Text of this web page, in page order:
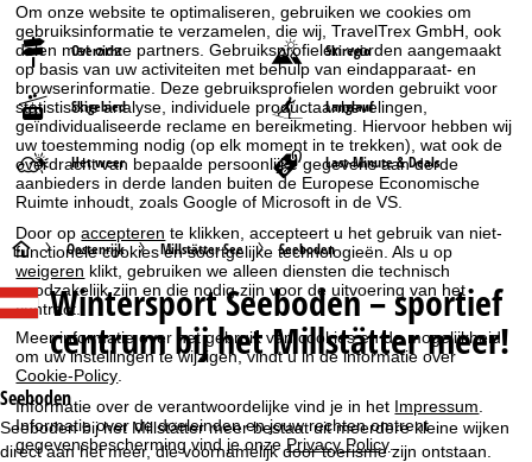
Om onze website te optimaliseren, gebruiken we cookies om
gebruiksinformatie te verzamelen, die wij, TravelTrex GmbH, ook
delen met onze partners. Gebruiksprofielen worden aangemaakt
op basis van uw activiteiten met behulp van eindapparaat- en
browserinformatie. Deze gebruiksprofielen worden gebruikt voor
statistische analyse, individuele productaanbevelingen,
geïndividualiseerde reclame en bereikmeting. Hiervoor hebben wij
uw toestemming nodig (op elk moment in te trekken), wat ook de
overdracht van bepaalde persoonlijke gegevens aan derde
aanbieders in derde landen buiten de Europese Economische
Ruimte inhoudt, zoals Google of Microsoft in de VS.
Door opaccepteren te klikken, accepteert u het gebruik van niet-
functionele cookies en soortgelijke technologieën. Als u op
weigeren klikt, gebruiken we alleen diensten die technisch
noodzakelijk zijn en die nodig zijn voor de uitvoering van het
contract.
Meer informatie over het gebruik van cookies en de mogelijkheid
om uw instellingen te wijzigen, vindt u in de informatie over
Cookie-Policy
Informatie over de verantwoordelijke vind je in het Impressum
Informatie over de doeleinden en jouw rechten omtrent
gegevensbescherming vind je onze Privacy Policy
Overzicht Skiregio
Skigebied Langlauf
Het weer Last-Minute & Deals
S
t
a
r
t
Oostenrijk Millstätter See Seeboden
WintersportSeeboden – sportief
centrum bij het Millstätter meer!
Seeboden
Seeboden bij het Millstätter meer bestaat uit meerdere kleine wijken
direct aan het meer, die voornamelijk door toerisme zijn ontstaan.